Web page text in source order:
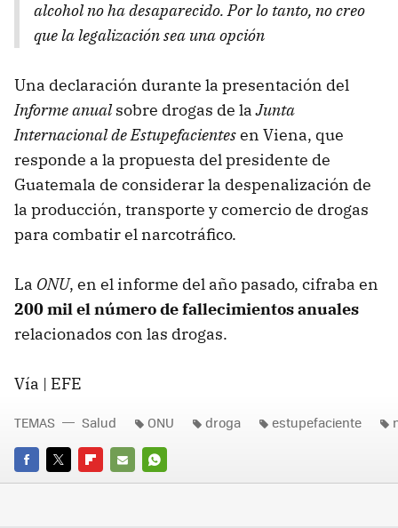
alcohol no ha desaparecido. Por lo tanto, no creo
que la legalización sea una opción
Una declaración durante la presentación del
Informe anualsobre drogas de laJunta
Internacional de Estupefacientesen Viena, que
responde a la propuesta del presidente de
Guatemala de considerar la despenalización de
la producción, transporte y comercio de drogas
para combatir el narcotráfico.
La ONU, en el informe del año pasado, cifraba en
200 mil el número de fallecimientos anuales
relacionados con las drogas.
Vía | EFE
FACEBOOK
TWITTERFLIPBOARD
E-
WHATSAPP
TEMAS Salud ONU droga estupefaciente